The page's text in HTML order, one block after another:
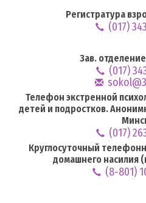
Регистратура
(017)
Зав.
(017)
Телефон экстренной
детей и подростков.
(017)
Круглосуточный
домашнего насилия
(8-801)